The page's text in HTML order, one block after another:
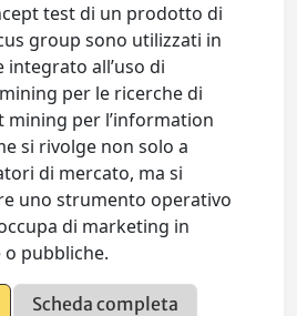
test di un prodotto di
group sono utilizzati in
all’uso di
per le ricerche di
mining per l’information
si rivolge non solo a
di mercato, ma si
uno strumento operativo
di marketing in
pubbliche.
Scheda completa